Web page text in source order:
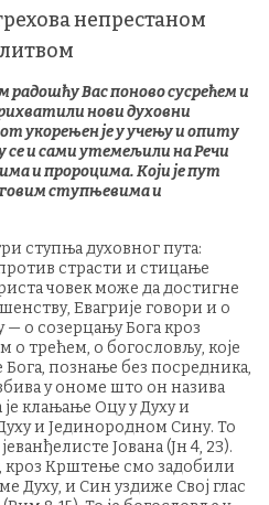
непрестаном
радошћу Вас поново сусрећем и
нови духовни
укорењен је у учењу и опиту
се и сами утемељили на Речи
и пророцима. Који је пут
ступњевима и
ступња духовног пута:
страсти и стицање
човек може да достигне
Евагрије говори и о
о созерцању Бога кроз
о трећем, о богословљу, које
познање без посредника,
у ономе што он назива
клањање Оцу у Духу и
и Јединородном Сину. То
Јована (Јн 4, 23).
кроз Крштење смо задобили
Духу, и Син уздиже Свој глас